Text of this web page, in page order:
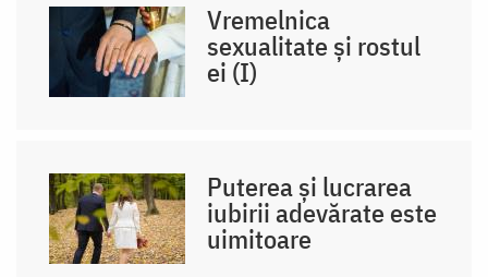
Vremelnica
sexualitate și rostul
ei (I)
Puterea și lucrarea
iubirii adevărate este
uimitoare